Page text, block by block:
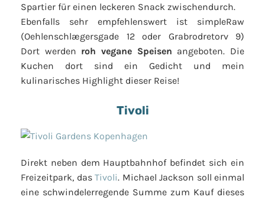
Spartier für einen leckeren Snack zwischendurch.
Ebenfalls sehr empfehlenswert ist simpleRaw
(Oehlenschlægersgade 12 oder Grabrodretorv 9)
Dort werden roh vegane Speisen angeboten. Die
Kuchen dort sind ein Gedicht und mein
kulinarisches Highlight dieser Reise!
Tivoli
Direkt neben dem Hauptbahnhof befindet sich ein
Freizeitpark, das Tivoli. Michael Jackson soll einmal
eine schwindelerregende Summe zum Kauf dieses